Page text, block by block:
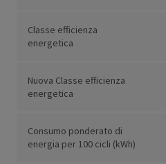
Classe efficienza
energetica
Nuova Classe efficienza
energetica
Consumo ponderato di
energia per 100 cicli (kWh)